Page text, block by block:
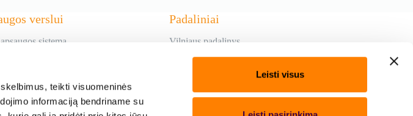
teikti visuomeninės
informaciją bendriname su
Leisti visus
verslui
sistema
stebėjimas
sistemų montavimas, techninė
ir aptarnavimas
Padaliniai
Vilniaus padalinys
Šiaulių padalinys